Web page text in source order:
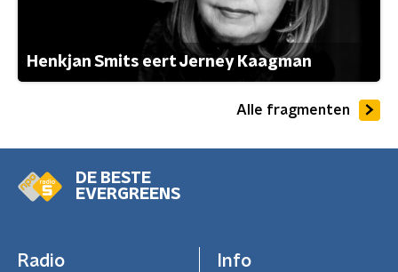
Henkjan Smits eert Jerney Kaagman
Alle fragmenten
DE BESTE
EVERGREENS
Radio Info